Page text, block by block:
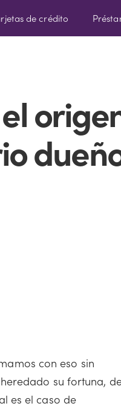
de crédito
con eso sin
su fortuna,
es el caso de